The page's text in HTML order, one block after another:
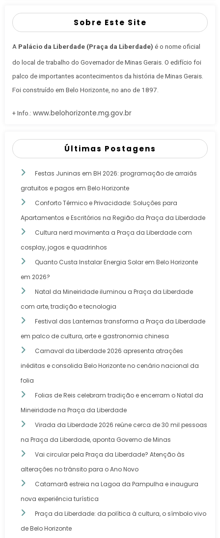
Sobre Este Site
A Palácio da Liberdade (Praça da Liberdade) é o nome oficial
do local de trabalho do Governador de Minas Gerais . O edifício foi
palco de importantes acontecimentos da história de Minas Gerais.
Foi construído em Belo Horizonte, no ano de 1897.
+ Info.: www.belohorizonte.mg.gov.br
Últimas Postagens
Festas Juninas em BH 2026: programação de arraiás
gratuitos e pagos em Belo Horizonte
Conforto Térmico e Privacidade: Soluções para
Apartamentos e Escritórios na Região da Praça da Liberdade
Cultura nerd movimenta a Praça da Liberdade com
cosplay, jogos e quadrinhos
Quanto Custa Instalar Energia Solar em Belo Horizonte
em 2026?
Natal da Mineiridade iluminou a Praça da Liberdade
com arte, tradição e tecnologia
Festival das Lanternas transforma a Praça da Liberdade
em palco de cultura, arte e gastronomia chinesa
Carnaval da Liberdade 2026 apresenta atrações
inéditas e consolida Belo Horizonte no cenário nacional da
folia
Folias de Reis celebram tradição e encerram o Natal da
Mineiridade na Praça da Liberdade
Virada da Liberdade 2026 reúne cerca de 30 mil pessoas
na Praça da Liberdade, aponta Governo de Minas
Vai circular pela Praça da Liberdade? Atenção às
alterações no trânsito para o Ano Novo
Catamarã estreia na Lagoa da Pampulha e inaugura
nova experiência turística
Praça da Liberdade: da política à cultura, o símbolo vivo
de Belo Horizonte